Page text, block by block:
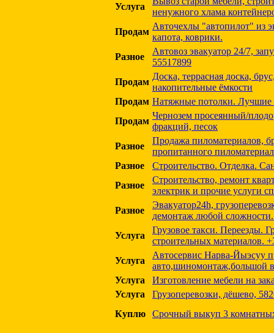
Услуга
ненужного хлама
Продам
Авточехлы "автопилот" из
капота, коврики.
Разное
Автовоз эвакуатор 24/7,
55517899
Продам
Доска, террасная доска,
накопительные ёмкости
Продам Натяжные потолки. Лучшие
Продам
Чернозем просеянный/
фракций, песок
Разное
Продажа пиломатериалов,
пропитанного
Разное
Строительство. Отделка.
Разное
Строительство, ремонт
электрик и прочие услуги
Разное
Эвакуатор24h,
демонтаж любой
Услуга
Грузовое такси. Переезды.
строительных материалов.
Услуга
Автосервис Нарва-Йыэсуу
авто,шиномонтаж,большой
Услуга
Изготовление мебели на
Услуга
Грузоперевозки, дёшево,
Куплю
Срочный выкуп 3